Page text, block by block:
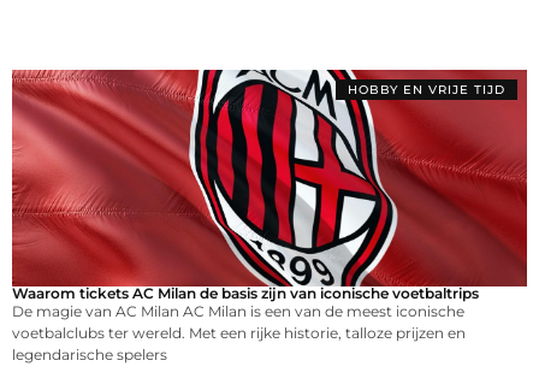
HOBBY EN VRIJE TIJD
Waarom tickets AC Milan de basis zijn van iconische voetbaltrips
De magie van AC Milan AC Milan is een van de meest iconische
voetbalclubs ter wereld. Met een rijke historie, talloze prijzen en
legendarische spelers